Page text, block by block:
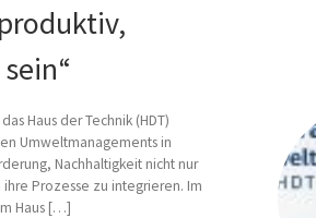
Haus der Technik (HDT)
Umweltmanagements in
Nachhaltigkeit nicht nur
Prozesse zu integrieren. Im
Haus […]